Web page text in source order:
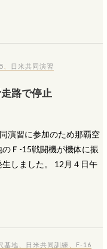
日米共同演習
路で停止
演習に参加のため那覇空
Ｆ-15戦闘機が機体に振
しました。 12月４日午
基地 日米共同訓練 F-16